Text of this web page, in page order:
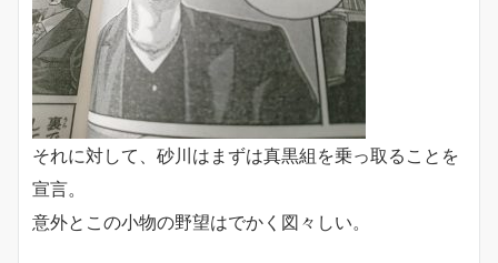
それに対して、砂川はまずは真黒組を乗っ取ることを
宣言。
意外とこの小物の野望はでかく図々しい。